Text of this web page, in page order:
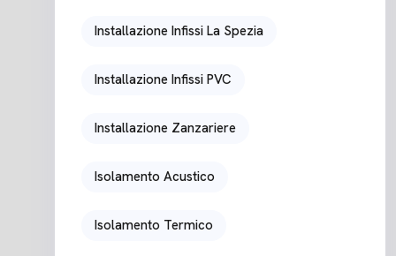
Installazione Infissi La Spezia
Installazione Infissi PVC
Installazione Zanzariere
Isolamento Acustico
Isolamento Termico